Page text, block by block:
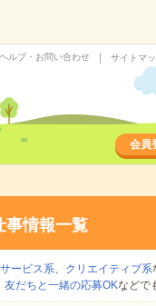
ヘルプ・お問い合わせ サイトマ
会員
事情報一覧
ービス系、 クリエイティブ系
友だちと一緒の応募OKなどで